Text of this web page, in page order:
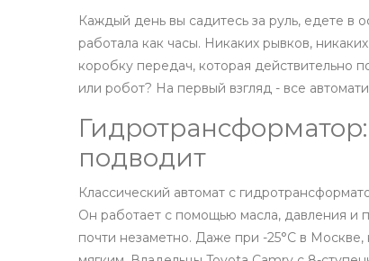
Каждый день вы садитесь за руль, едете в
работала как часы. Никаких рывков,
коробку передач, которая действительно
или робот? На первый взгляд - все
подводит
Классический автомат с
Он работает с помощью масла, давления и
почти незаметно. Даже при -25°C в Москве,